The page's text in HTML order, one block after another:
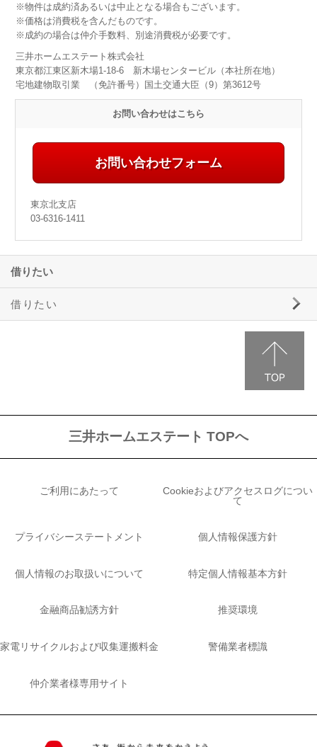
※物件は成約済あるいは中止となる場合もございます。
※価格は消費税を含んだものです。
※成約の場合は仲介手数料、別途消費税が必要です。
三井ホームエステート株式会社
東京都江東区新木場1-18-6 新木場センタービル（本社所在地）
宅地建物取引業 （免許番号）国土交通大臣（9）第3612号
お問い合わせはこちら
お問い合わせフォーム
東京北支店
03-6316-1411
借りたい
借りたい
三井ホームエステートの賃貸物件情報
事業用物件のご案内
駐車場のご案内
三井ホームエステート TOPへ
ご利用にあたって
Cookieおよびアクセスログについ
て
プライバシーステートメント 個人情報保護方針
個人情報のお取扱いについて 特定個人情報基本方針
金融商品勧誘方針 推奨環境
家電リサイクルおよび収集運搬料金 警備業者標識
仲介業者様専用サイト